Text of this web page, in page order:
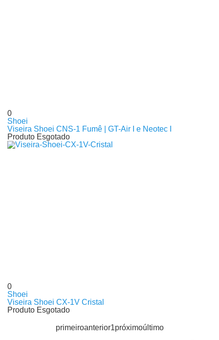
0
Shoei
Viseira Shoei CNS-1 Fumê | GT-Air I e Neotec I
Produto Esgotado
0
Shoei
Viseira Shoei CX-1V Cristal
Produto Esgotado
primeiroanterior1próximoúltimo